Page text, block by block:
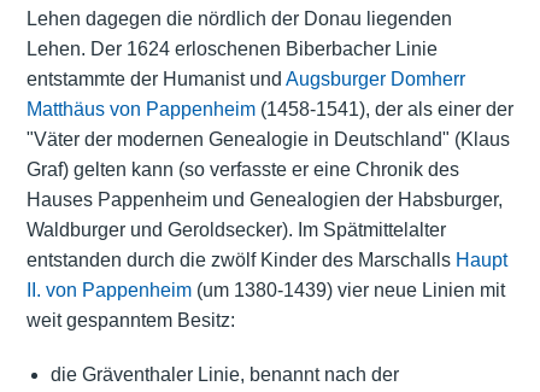
Lehen dagegen die nördlich der Donau liegenden
Lehen. Der 1624 erloschenen Biberbacher Linie
entstammte der Humanistund Augsburger Domherr
Matthäus von Pappenheim(1458-1541), der als einer der
"Väter der modernen Genealogie in Deutschland" (Klaus
Graf) gelten kann (so verfasste er eine Chronik des
Hauses Pappenheim und Genealogien der Habsburger,
Waldburger und Geroldsecker). Im Spätmittelalter
entstanden durch die zwölf Kinder des Marschalls Haupt
II. von Pappenheim(um 1380-1439) vier neue Linien mit
weit gespanntem Besitz:
die Gräventhaler Linie, benannt nach der